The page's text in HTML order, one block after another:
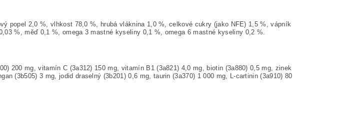
popel 2,0 %, vlhkost 78,0 %, hrubá vláknina 1,0 %, celkové cukry (jako NFE) 1,5 %, vápník
%, měď 0,1 %, omega 3 mastné kyseliny 0,1 %, omega 6 mastné kyseliny 0,2 %.
200 mg, vitamín C (3a312) 150 mg, vitamín B1 (3a821) 4,0 mg, biotin (3a880) 0,5 mg, zinek
(3b505) 3 mg, jodid draselný (3b201) 0,6 mg, taurin (3a370) 1 000 mg, L-cartinin (3a910) 80